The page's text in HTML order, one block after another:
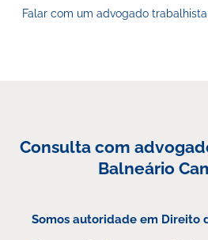
Falar com um advogado
Consulta com
Balneário
Somos autoridade em Direito